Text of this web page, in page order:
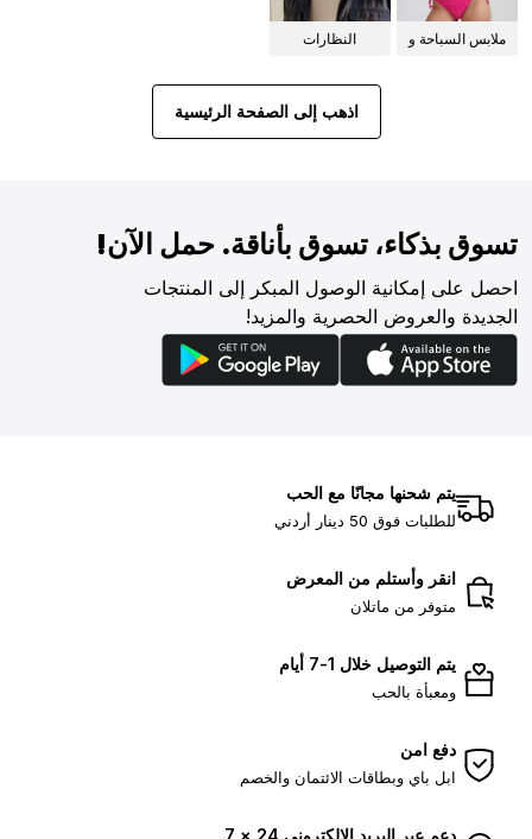
ملابس السباحة و
النظارات
اذهب إلى الصفحة الرئيسية
تسوق بذكاء، تسوق بأناقة. حمل الآن!
احصل على إمكانية الوصول المبكر إلى المنتجات
الجديدة والعروض الحصرية والمزيد!
يتم شحنها مجانًا مع الحب
للطلبات فوق 50 دينار أردني
انقر وأستلم من المعرض
متوفر من ماتلان
يتم التوصيل خلال 1-7 أيام
ومعبأة بالحب
دفع امن
ابل باي وبطاقات الائتمان والخصم